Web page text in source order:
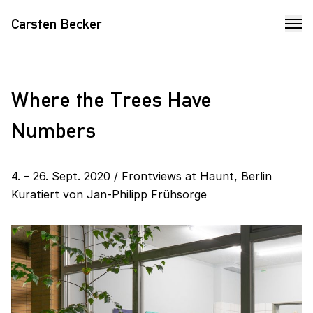
Carsten Becker
Where the Trees Have
Numbers
4. – 26. Sept. 2020 / Frontviews at Haunt, Berlin
Kuratiert von Jan-Philipp Frühsorge